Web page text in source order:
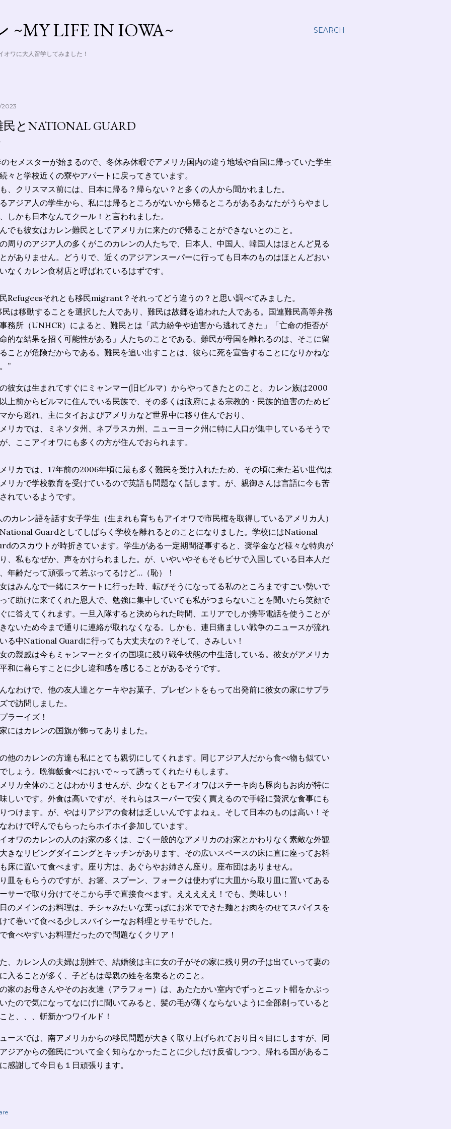
SEARCH
~MY LIFE IN IOWA~
ワに大人留学してみました！
2023
民とNATIONAL GUARD
セメスターが始まるので、冬休み休暇でアメリカ国内の違う地域や自国に帰っていた学生
々と学校近くの寮やアパートに戻ってきています。
、クリスマス前には、日本に帰る？帰らない？と多くの人から聞かれました。
アジア人の学生から、私には帰るところがないから帰るところがあるあなたがうらやまし
しかも日本なんてクール！と言われました。
でも彼女はカレン難民としてアメリカに来たので帰ることができないとのこと。
周りのアジア人の多くがこのカレンの人たちで、日本人、中国人、韓国人はほとんど見る
がありません。どうりで、近くのアジアンスーパーに行っても日本のものはほとんどおい
なくカレン食材店と呼ばれているはずです。
Refugeesそれとも移民migrant？それってどう違うの？と思い調べてみました。
民は移動することを選択した人であり、難民は故郷を追われた人である。国連難民高等弁務
務所（UNHCR）によると、難民とは「武力紛争や迫害から逃れてきた」「亡命の拒否が
的な結果を招く可能性がある」人たちのことである。難民が母国を離れるのは、そこに留
ことが危険だからである。難民を追い出すことは、彼らに死を宣告することになりかねな
”
彼女は生まれてすぐにミャンマー(旧ビルマ）からやってきたとのこと。カレン族は2000
上前からビルマに住んでいる民族で、その多くは政府による宗教的・民族的迫害のためビ
から逃れ、主にタイおよびアメリカなど世界中に移り住んでおり、
リカでは、ミネソタ州、ネブラスカ州、ニューヨーク州に特に人口が集中しているそうで
、ここアイオワにも多くの方が住んでおられます。
リカでは、17年前の2006年頃に最も多く難民を受け入れたため、その頃に来た若い世代は
リカで学校教育を受けているので英語も問題なく話します。が、親御さんは言語に今も苦
れているようです。
のカレン語を話す女子学生（生まれも育ちもアイオワで市民権を取得しているアメリカ人）
Guardとしてしばらく学校を離れるとのことになりました。学校にはNational
のスカウトが時折きています。学生がある一定期間従事すると、奨学金など様々な特典が
、私もなぜか、声をかけられました。が、いやいやそもそもビサで入国している日本人だ
年齢だって頑張って若ぶってるけど…（恥）！
はみんなで一緒にスケートに行った時、転びそうになってる私のところまですごい勢いで
て助けに来てくれた恩人で、勉強に集中していても私がつまらないことを聞いたら笑顔で
に答えてくれます。一旦入隊すると決められた時間、エリアでしか携帯電話を使うことが
ないため今まで通りに連絡が取れなくなる。しかも、連日痛ましい戦争のニュースが流れ
る中National Guardに行っても大丈夫なの？そして、さみしい！
の親戚は今もミャンマーとタイの国境に残り戦争状態の中生活している。彼女がアメリカ
和に暮らすことに少し違和感を感じることがあるそうです。
なわけで、他の友人達とケーキやお菓子、プレゼントをもって出発前に彼女の家にサプラ
で訪問しました。
ラーイズ！
にはカレンの国旗が飾ってありました。
他のカレンの方達も私にとても親切にしてくれます。同じアジア人だから食べ物も似てい
しょう。晩御飯食べにおいで～って誘ってくれたりもします。
リカ全体のことはわかりませんが、少なくともアイオワはステーキ肉も豚肉もお肉が特に
しいです。外食は高いですが、それらはスーパーで安く買えるので手軽に贅沢な食事にも
つけます。が、やはりアジアの食材は乏しいんですよねぇ。そして日本のものは高い！そ
わけで呼んでもらったらホイホイ参加しています。
オワのカレンの人のお家の多くは、ごく一般的なアメリカのお家とかわりなく素敵な外観
きなリビングダイニングとキッチンがあります。その広いスペースの床に直に座ってお料
床に置いて食べます。座り方は、あぐらやお姉さん座り。座布団はありません。
皿をもらうのですが、お箸、スプーン、フォークは使わずに大皿から取り皿に置いてある
サーで取り分けてそこから手で直接食べます。えええええ！でも、美味しい！
のメインのお料理は、チシャみたいな葉っぱにお米でできた麺とお肉をのせてスパイスを
て巻いて食べる少しスパイシーなお料理とサモサでした。
食べやすいお料理だったので問題なくクリア！
、カレン人の夫婦は別姓で、結婚後は主に女の子がその家に残り男の子は出ていって妻の
入ることが多く、子どもは母親の姓を名乗るとのこと。
家のお母さんやそのお友達（アラフォー）は、あたたかい室内でずっとニット帽をかぶっ
たので気になってなにげに聞いてみると、髪の毛が薄くならないように全部剃っていると
と、、、斬新かつワイルド！
ースでは、南アメリカからの移民問題が大きく取り上げられており日々目にしますが、同
ジアからの難民について全く知らなかったことに少しだけ反省しつつ、帰れる国があるこ
感謝して今日も１日頑張ります。